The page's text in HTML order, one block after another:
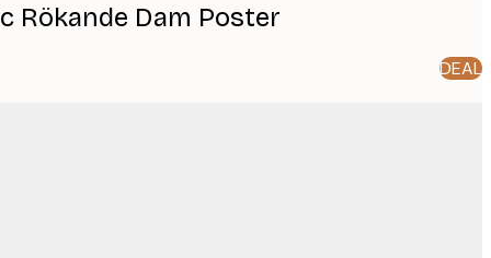
Rökande Dam Poster
DEAL